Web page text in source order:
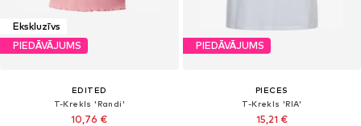
Ekskluzīvs
PIEDĀVĀJUMS
EDITED
T-Krekls 'Randi'
10,76 €
PIEDĀVĀJUMS
PIECES
T-Krekls 'RIA'
15,21 €